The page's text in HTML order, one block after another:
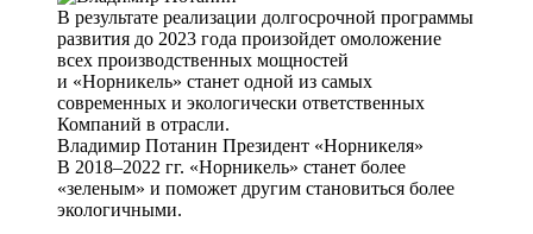
В результате реализации долгосрочной программы
развития до 2023 года произойдет омоложение
всех производственных мощностей
и «Норникель» станет одной из самых
современных и экологически ответственных
Компаний в отрасли.
Владимир Потанин Президент «Норникеля»
В 2018–2022 гг. «Норникель» станет более
«зеленым» и поможет другим становиться более
экологичными.